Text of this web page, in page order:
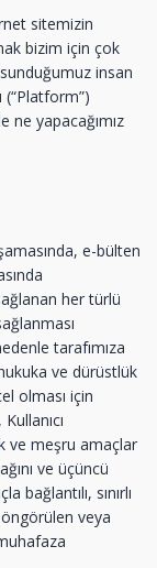
sitemizin
bizim için çok
insan
(“Platform”)
ne yapacağımız
e-bülten
her türlü
tarafımıza
ve dürüstlük
olması için
ve meşru amaçlar
ve üçüncü
bağlantılı, sınırlı
veya